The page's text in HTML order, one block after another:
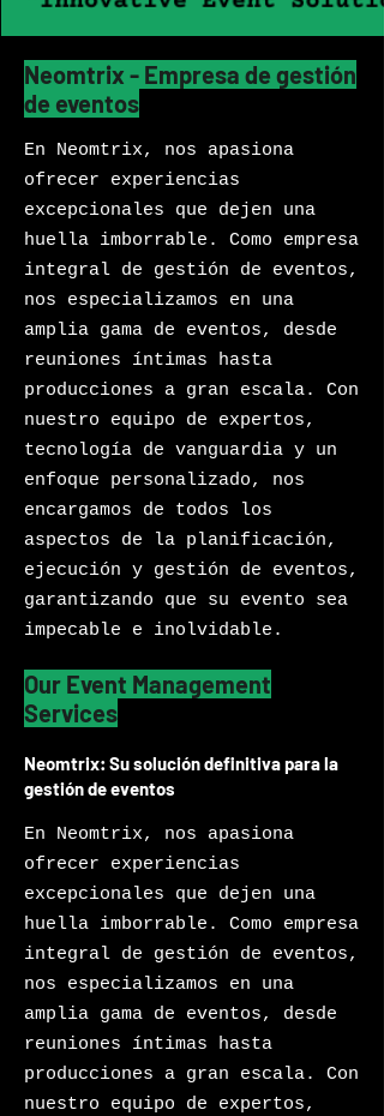
Neomtrix - Empresa de gestión
de eventos
En Neomtrix, nos apasiona
ofrecer experiencias
excepcionales que dejen una
huella imborrable. Como empresa
integral de gestión de eventos,
nos especializamos en una
amplia gama de eventos, desde
reuniones íntimas hasta
producciones a gran escala. Con
nuestro equipo de expertos,
tecnología de vanguardia y un
enfoque personalizado, nos
encargamos de todos los
aspectos de la planificación,
ejecución y gestión de eventos,
garantizando que su evento sea
impecable e inolvidable.
Our Event Management
Services
Neomtrix: Su solución definitiva para la
gestión de eventos
En Neomtrix, nos apasiona
ofrecer experiencias
excepcionales que dejen una
huella imborrable. Como empresa
integral de gestión de eventos,
nos especializamos en una
amplia gama de eventos, desde
reuniones íntimas hasta
producciones a gran escala. Con
nuestro equipo de expertos,